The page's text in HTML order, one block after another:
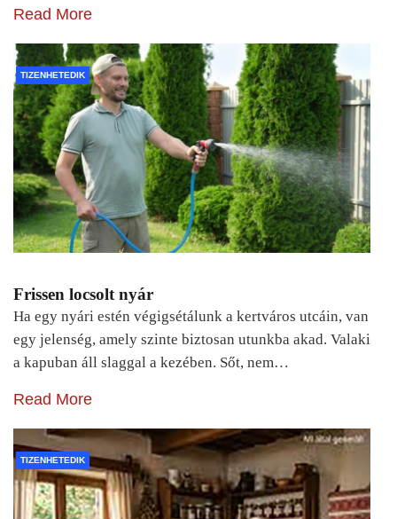
Read More
TIZENHETEDIK
Frissen locsolt nyár
Ha egy nyári estén végigsétálunk a kertváros utcáin, van
egy jelenség, amely szinte biztosan utunkba akad. Valaki
a kapuban áll slaggal a kezében. Sőt, nem…
Read More
TIZENHETEDIK